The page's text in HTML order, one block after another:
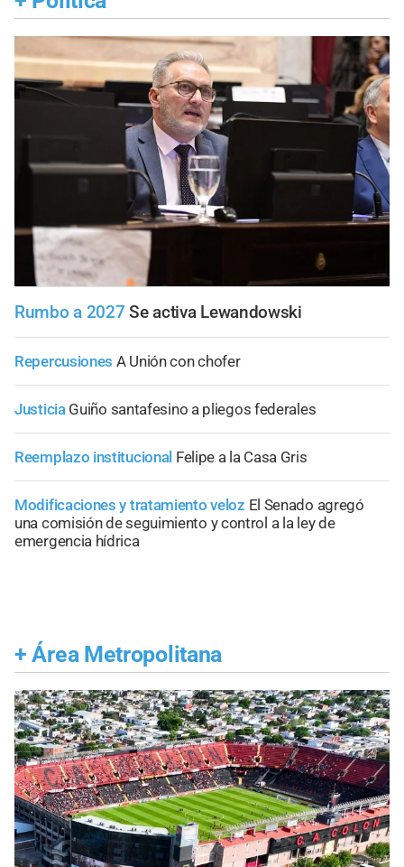
Rumbo a 2027 Se activa Lewandowski
Repercusiones A Unión con chofer
Justicia Guiño santafesino a pliegos federales
Reemplazo institucional Felipe a la Casa Gris
Modificaciones y tratamiento veloz El Senado agregó
una comisión de seguimiento y control a la ley de
emergencia hídrica
+ Área Metropolitana